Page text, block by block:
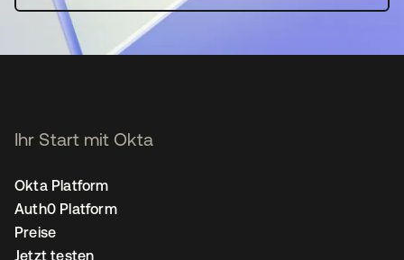
Ihr Start mit Okta
Okta Platform
Auth0 Platform
Preise
Jetzt testen